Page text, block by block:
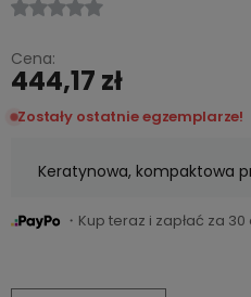
Cena:
444,17 zł
Zostały ostatnie egzemplarze!
Keratynowa, kompaktowa
・Kup teraz i zapłać za 30